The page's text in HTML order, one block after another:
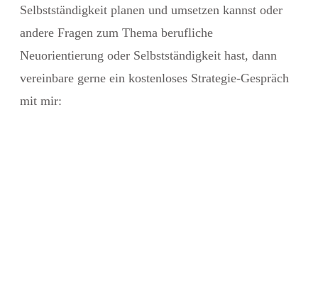
Selbstständigkeit planen und umsetzen kannst oder
andere Fragen zum Thema berufliche
Neuorientierung oder Selbstständigkeit hast, dann
vereinbare gerne ein kostenloses Strategie-Gespräch
mit mir: